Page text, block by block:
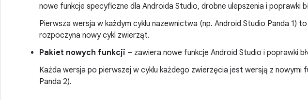
nowe funkcje specyficzne dla Androida Studio, drobne ulepszenia i poprawki
Pierwsza wersja w każdym cyklu nazewnictwa (np. Android Studio Panda 1)
rozpoczyna nowy cykl zwierząt.
Pakiet nowych funkcji – zawiera nowe funkcje Android Studio i poprawki
Każda wersja po pierwszej w cyklu każdego zwierzęcia jest wersją z nowymi
Panda 2).